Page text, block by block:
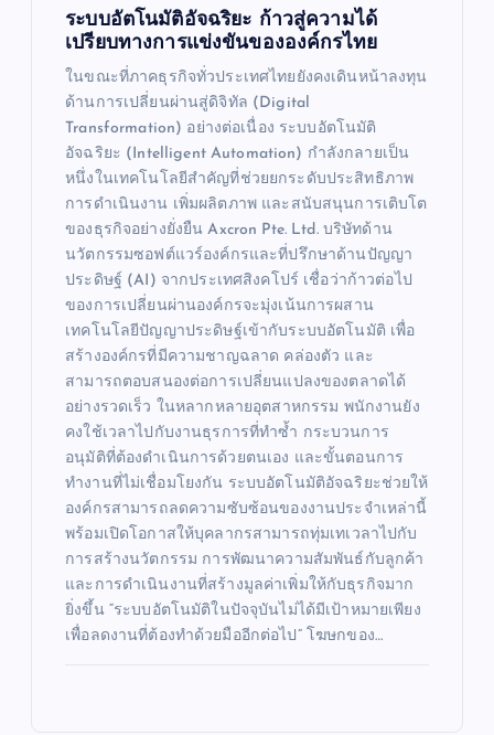
ระบบอัตโนมัติอัจฉริยะ ก้าวสู่ความได้
เปรียบทางการแข่งขันขององค์กรไทย
ในขณะที่ภาคธุรกิจทั่วประเทศไทยยังคงเดินหน้าลงทุน
ด้านการเปลี่ยนผ่านสู่ดิจิทัล (Digital
Transformation) อย่างต่อเนื่อง ระบบอัตโนมัติ
อัจฉริยะ (Intelligent Automation) กำลังกลายเป็น
หนึ่งในเทคโนโลยีสำคัญที่ช่วยยกระดับประสิทธิภาพ
การดำเนินงาน เพิ่มผลิตภาพ และสนับสนุนการเติบโต
ของธุรกิจอย่างยั่งยืน Axcron Pte. Ltd. บริษัทด้าน
นวัตกรรมซอฟต์แวร์องค์กรและที่ปรึกษาด้านปัญญา
ประดิษฐ์ (AI) จากประเทศสิงคโปร์ เชื่อว่าก้าวต่อไป
ของการเปลี่ยนผ่านองค์กรจะมุ่งเน้นการผสาน
เทคโนโลยีปัญญาประดิษฐ์เข้ากับระบบอัตโนมัติ เพื่อ
สร้างองค์กรที่มีความชาญฉลาด คล่องตัว และ
สามารถตอบสนองต่อการเปลี่ยนแปลงของตลาดได้
อย่างรวดเร็ว ในหลากหลายอุตสาหกรรม พนักงานยัง
คงใช้เวลาไปกับงานธุรการที่ทำซ้ำ กระบวนการ
อนุมัติที่ต้องดำเนินการด้วยตนเอง และขั้นตอนการ
ทำงานที่ไม่เชื่อมโยงกัน ระบบอัตโนมัติอัจฉริยะช่วยให้
องค์กรสามารถลดความซับซ้อนของงานประจำเหล่านี้
พร้อมเปิดโอกาสให้บุคลากรสามารถทุ่มเทเวลาไปกับ
การสร้างนวัตกรรม การพัฒนาความสัมพันธ์กับลูกค้า
และการดำเนินงานที่สร้างมูลค่าเพิ่มให้กับธุรกิจมาก
ยิ่งขึ้น “ระบบอัตโนมัติในปัจจุบันไม่ได้มีเป้าหมายเพียง
เพื่อลดงานที่ต้องทำด้วยมืออีกต่อไป” โฆษกของ…